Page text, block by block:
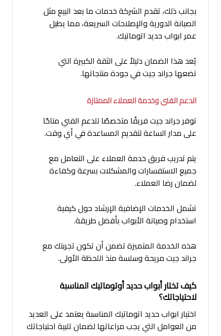
بجانب ذلك، تقدم الشركة خدمات ما بعد البيع مثل
الصيانة الدورية والإصلاحات السريعة، مما يطيل
عمر ابواب حديد اتوماتيك.
يُعد هذا الضمان دليلاً على الثقة الكبيرة التي
تضعها جراند جيت في جودة منتجاتها.
الدعم الفني وخدمة العملاء الممتازة
توفر جراند جيت فريقًا متخصصًا للدعم الفني متاحًا
على مدار الساعة لتقديم المساعدة في أي وقت.
يتم تدريب فريق خدمة العملاء على التعامل مع
جميع الاستفسارات والمشكلات بسرعة وكفاءة
لضمان رضا العملاء.
تشمل الخدمات الإضافية الإرشاد حول كيفية
استخدام وصيانة الأبواب بأفضل طريقة.
هذه الخدمة المتميزة تضمن أن تكون تجربتك مع
جراند جيت مريحة وسلسة منذ اللحظة الأولى.
كيف تختار أبواب حديد أوتوماتيك المناسبة
لاحتياجاتك؟
اختيار ابواب حديد اتوماتيك المناسبة يعتمد على العديد
من العوامل التي يجب مراعاتها لضمان تلبية احتياجاتك